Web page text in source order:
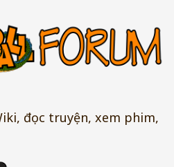
đọc truyện, xem phim,